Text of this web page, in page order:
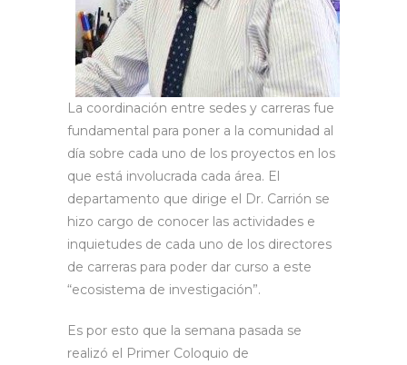
La coordinación entre sedes y carreras fue
fundamental para poner a la comunidad al
día sobre cada uno de los proyectos en los
que está involucrada cada área. El
departamento que dirige el Dr. Carrión se
hizo cargo de conocer las actividades e
inquietudes de cada uno de los directores
de carreras para poder dar curso a este
“ecosistema de investigación”.
Es por esto que la semana pasada se
realizó el Primer Coloquio de